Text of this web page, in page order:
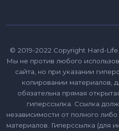
© 2019-2022 Copyright Hard-
Мы не против любого
сайта, но при указании
копировании материалов,
обязательна прямая
гиперссылка. Ссылка
независимости от полного
материалов. Гиперссылка (для